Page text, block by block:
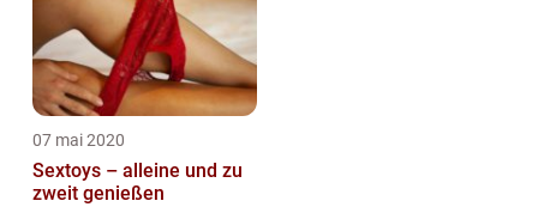
07 mai 2020
Sextoys – alleine und zu
zweit genießen